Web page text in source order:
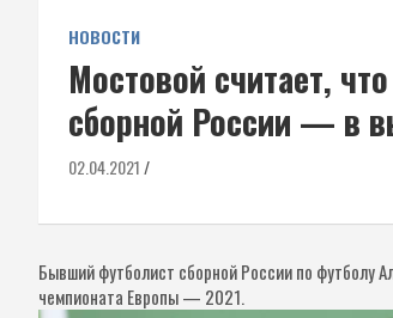
НОВОСТИ
Мостовой считает,
сборной России — в
02.04.2021
Бывший футболист сборной России по футболу
чемпионата Европы — 2021.